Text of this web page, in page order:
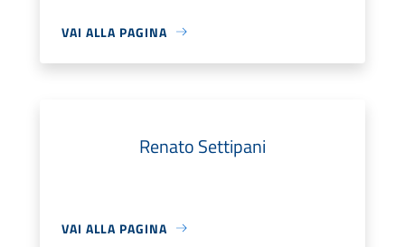
VAI ALLA PAGINA
Renato Settipani
VAI ALLA PAGINA